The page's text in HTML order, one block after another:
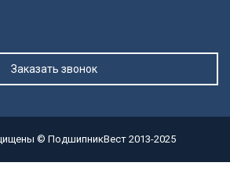
Заказать звонок
© ПодшипникВест 2013-2025